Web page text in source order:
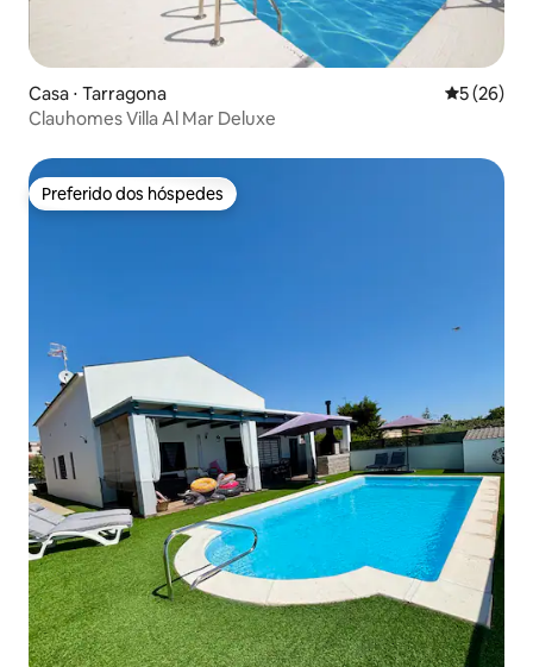
Casa ⋅ Tarragona 5 de uma
5 (26)
Clauhomes Villa Al Mar Deluxe
Preferido dos hóspedes
Preferido dos hóspedes